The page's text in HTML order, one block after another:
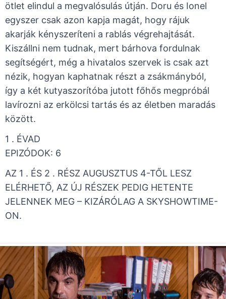
ötlet elindul a megvalósulás útján. Doru és Ionel
egyszer csak azon kapja magát, hogy rájuk
akarják kényszeríteni a rablás végrehajtását.
Kiszállni nem tudnak, mert bárhova fordulnak
segítségért, még a hivatalos szervek is csak azt
nézik, hogyan kaphatnak részt a zsákmányból,
így a két kutyaszorítóba jutott főhős megpróbál
lavírozni az erkölcsi tartás és az életben maradás
között.
1 . ÉVAD ​
​EPIZÓDOK: 6
AZ 1 . ÉS 2 . RÉSZ AUGUSZTUS 4-TŐL LESZ
ELÉRHETŐ, AZ ÚJ RÉSZEK PEDIG HETENTE
JELENNEK MEG – KIZÁRÓLAG A SKYSHOWTIME-
ON.